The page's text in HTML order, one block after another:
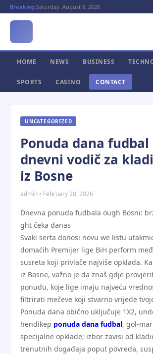
Breaking:Saturday, August 8, 2026
HOME NEWS BUSINESS
SPORTS CASINO CONTACT
UNCATEGORIZED
Ponuda dana
dnevni vodič za
iz Bosne
admin • February 28, 2026
Dnevna ponuda fudbala ough Bosni:
ght čeka danas
Svaki serta donosi novu we listu
domaćih Premijer lige BiH perform
susreta koji privlače najviše opklada.
iz Bosne, važno je da znaš gdje
ponudu, koje lige imaju najveću
filtrirati mečeve koji stvarno vrijede
Ponuda dana obično uključuje 1X2,
hendikep ponuda dana fudbal, gol-
specijalne opklade; izbor zavisi od
trenutnih događaja poput povreda,